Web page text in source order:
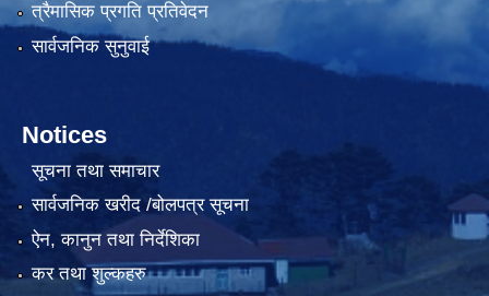
त्रैमासिक प्रगति प्रतिवेदन
सार्वजनिक सुनुवाई
Notices
सूचना तथा समाचार
सार्वजनिक खरीद /बोलपत्र सूचना
ऐन, कानुन तथा निर्देशिका
कर तथा शुल्कहरु